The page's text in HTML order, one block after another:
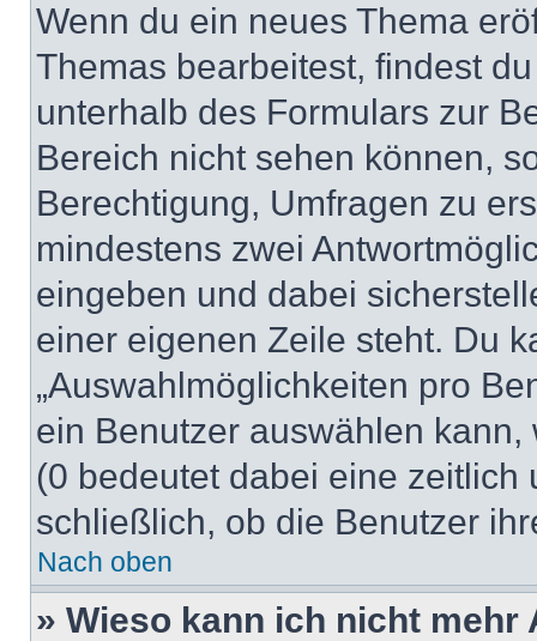
Wenn du ein neues Thema
Themas bearbeitest, findest
unterhalb des Formulars zur
Bereich nicht sehen können,
Berechtigung, Umfragen zu
mindestens zwei
eingeben und dabei
einer eigenen Zeile steht. Du
„Auswahlmöglichkeiten pro
ein Benutzer auswählen
(0 bedeutet dabei eine
schließlich, ob die Benutzer
Nach oben
» Wieso kann ich nicht